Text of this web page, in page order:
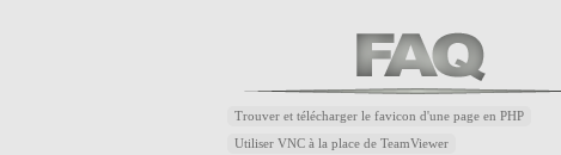
Trouver et télécharger le favicon d'une page en PHP
Utiliser VNC à la place de TeamViewer